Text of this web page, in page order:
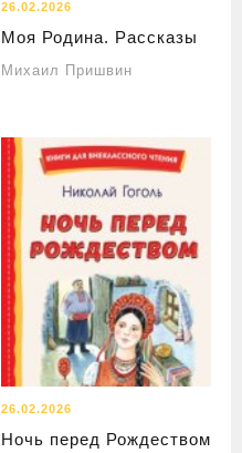
26.02.2026
Моя Родина. Рассказы
Михаил Пришвин
26.02.2026
Ночь перед Рождеством